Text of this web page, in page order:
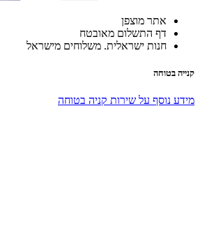
אתר מוצפן
דף התשלום מאובטח
חנות ישראלית. משלוחים מישראל
קנייה בטוחה
מידע נוסף על שירות קניה בטוחה